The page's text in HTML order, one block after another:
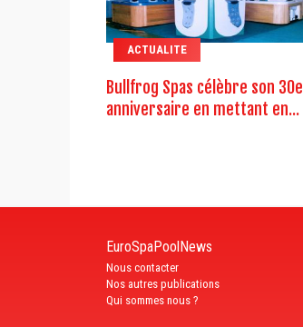
ACTUALITE
Bullfrog Spas célèbre son 30e
anniversaire en mettant en...
EuroSpaPoolNews
Nous contacter
Nos autres publications
Qui sommes nous ?